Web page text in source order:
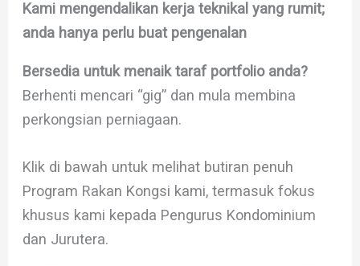
Kami mengendalikan kerja teknikal yang rumit;
anda hanya perlu buat pengenalan
Bersedia untuk menaik taraf portfolio anda?
Berhenti mencari “gig” dan mula membina
perkongsian perniagaan.
Klik di bawah untuk melihat butiran penuh
Program Rakan Kongsi kami, termasuk fokus
khusus kami kepada Pengurus Kondominium
dan Jurutera.